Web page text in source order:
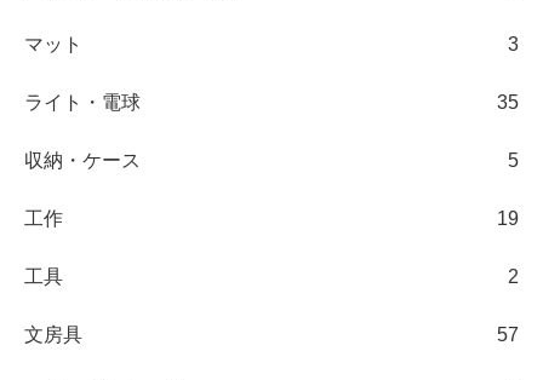
マット 3
ライト・電球 35
収納・ケース 5
工作 19
工具 2
文房具 57